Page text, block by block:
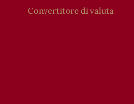
Convertitore di valuta